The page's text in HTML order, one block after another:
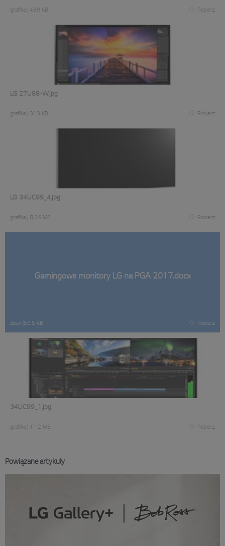
grafika 489 KB Pobierz
LG 27U88-W.jpg
grafika 313 KB Pobierz
LG 34UC99_4.jpg
grafika 8,26 MB Pobierz
Gamingowe monitory LG na PGA 2017.docx
docx 50,5 KB Pobierz
34UC99_1.jpg
grafika 11,2 MB Pobierz
Powiązane artykuły